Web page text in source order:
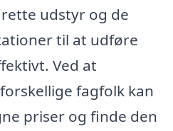
udstyr og de
til at udføre
Ved at
fagfolk kan
priser og finde den